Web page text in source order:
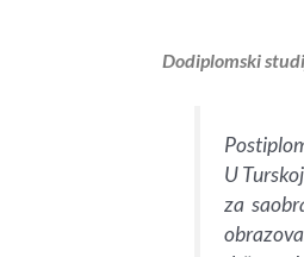
Dodiplomski
U
za